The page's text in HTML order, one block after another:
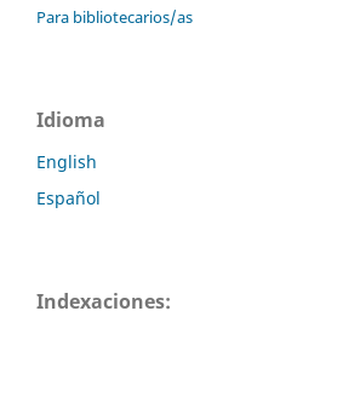
Para bibliotecarios/as
Idioma
English
Español
Indexaciones: